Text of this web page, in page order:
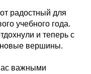
радостный для
учебного года.
и теперь с
новые вершины.
важными